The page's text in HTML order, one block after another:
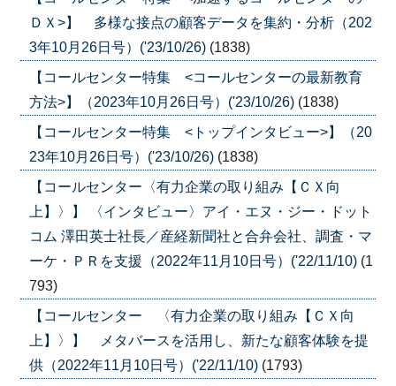
ＤＸ>】 多様な接点の顧客データを集約・分析（202
3年10月26日号）('23/10/26) (1838)
【コールセンター特集 <コールセンターの最新教育
方法>】（2023年10月26日号）('23/10/26) (1838)
【コールセンター特集 <トップインタビュー>】（20
23年10月26日号）('23/10/26) (1838)
【コールセンター〈有力企業の取り組み【ＣＸ向
上】〉】 〈インタビュー〉アイ・エヌ・ジー・ドット
コム 澤田英士社長／産経新聞社と合弁会社、調査・マ
ーケ・ＰＲを支援（2022年11月10日号）('22/11/10) (1
793)
【コールセンター 〈有力企業の取り組み【ＣＸ向
上】〉】 メタバースを活用し、新たな顧客体験を提
供（2022年11月10日号）('22/11/10) (1793)